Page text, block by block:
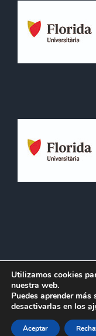
Aviso Legal |
Utilizamos cookies
nuestra web.
Puedes aprender
desactivarlas en los
Aceptar